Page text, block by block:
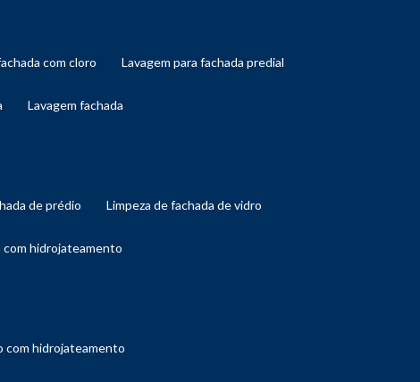
com cloro lavagem para fachada predial
lavagem fachada
de prédio limpeza de fachada de vidro
com hidrojateamento
com hidrojateamento